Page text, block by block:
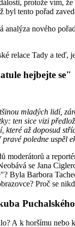
protože vím,
tento pořad
analýza nového
relace Tady a teď,
hejbejte se"
mladých lidí,
ten sice vizi
které až doposud
poledne
moderátorů a
se Jana
Byla Barbora
Proč se
A k horšímu nebo